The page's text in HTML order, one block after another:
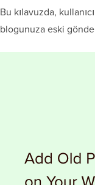
Bu kılavuzda,
blogunuza eski